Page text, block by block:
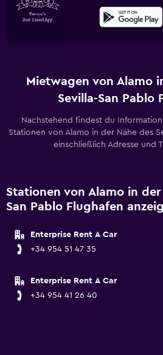
Mietwagen von Alamo
Sevilla-San Pablo
Nachstehend findest du
Stationen von Alamo in der Nähe des
einschließlich Adresse und
Stationen von Alamo in der
San Pablo Flughafen
Enterprise Rent A Car
+34 954 51 47 35
Enterprise Rent A Car
+34 954 41 26 40